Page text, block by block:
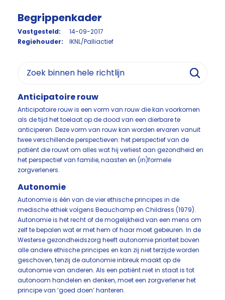
Begrippenkader
Vastgesteld:
14-09-2017
Regiehouder:
IKNL/Palliactief
Anticipatoire rouw
Anticipatoire rouw is een vorm van rouw die kan voorkomen
als de tijd het toelaat op de dood van een dierbare te
anticiperen. Deze vorm van rouw kan worden ervaren vanuit
twee verschillende perspectieven: het perspectief van de
patiënt die rouwt om alles wat hij verliest aan gezondheid en
het perspectief van familie, naasten en (in)formele
zorgverleners.
Autonomie
Autonomie is één van de vier ethische principes in de
medische ethiek volgens Beauchamp en Childress (1979).
Autonomie is het recht of de mogelijkheid van een mens om
zelf te bepalen wat er met hem of haar moet gebeuren. In de
Westerse gezondheidszorg heeft autonomie prioriteit boven
alle andere ethische principes en kan zij niet terzijde worden
geschoven, tenzij de autonomie inbreuk maakt op de
autonomie van anderen. Als een patiënt niet in staat is tot
autonoom handelen en denken, moet een zorgverlener het
principe van ‘goed doen’ hanteren.